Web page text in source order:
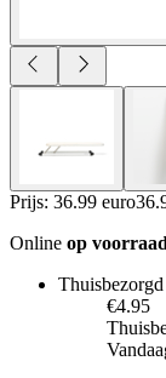
Prijs: 36.99 euro36.
Online op voorraad
Thuisbezorgd
€4.95